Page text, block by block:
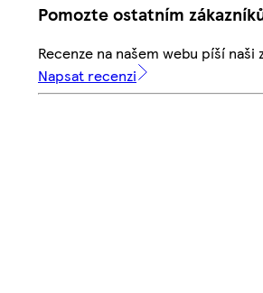
Pomozte ostatním
Recenze na našem webu píší
Napsat recenzi